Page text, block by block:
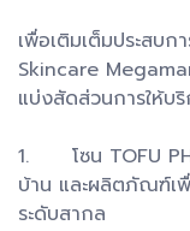
เพื่อเติมเต็มประสบ
Skincare
แบ่งสัดส่วนการให้บ
1. โซน TOFU
บ้าน และผลิตภัณฑ์เ
ระดับสากล